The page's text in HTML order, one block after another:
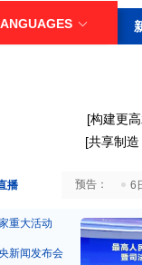
[构建更
[共享制造
播
日举行新闻发布会 6
重大活动
新闻发布会